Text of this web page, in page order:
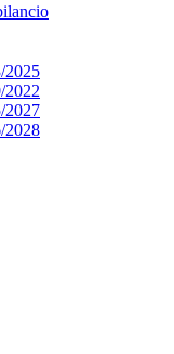
2025
2022
2027
2028